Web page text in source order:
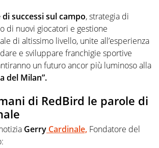
successi sul campo, strategia di
di nuovi giocatori e gestione
di altissimo livello, unite all’esperienza
e sviluppare franchigie sportive
un futuro ancor più luminoso alla
del Milan”.
di RedBird le parole di
Gerry Cardinale, Fondatore del